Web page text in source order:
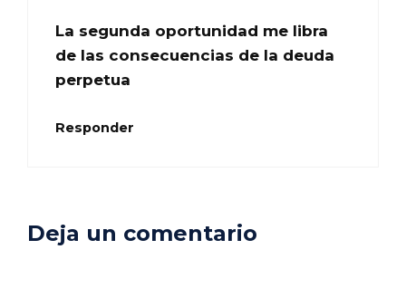
La segunda oportunidad me libra
de las consecuencias de la deuda
perpetua
Responder
Deja un comentario